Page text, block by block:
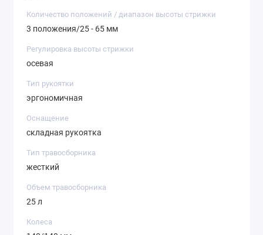
Количество положений / диапазон высоты стрижки
3 положения/25 - 65 мм
Регулировка высоты стрижки
осевая
Тип рукоятки
эргономичная
Оснащение
складная рукоятка
Тип травосборника
жесткий
Объем травосборника
25 л
Колеса